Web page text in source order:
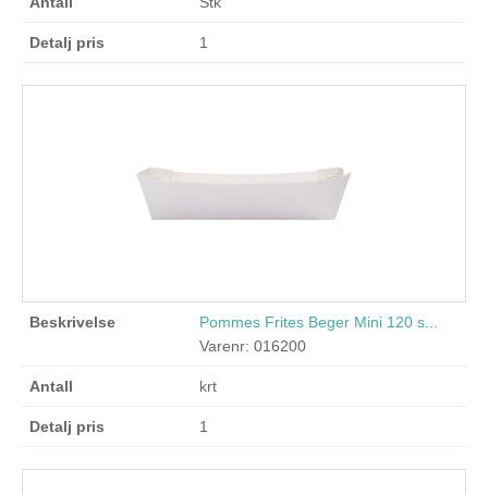
1
Pommes Frites Beger Mini 120 s...
Varenr: 016200
krt
1